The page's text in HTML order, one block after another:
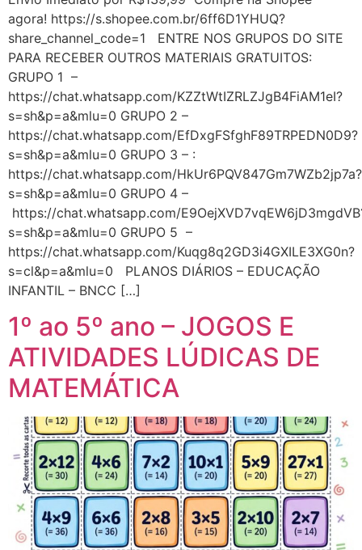
agora! https://s.shopee.com.br/6ff6D1YHUQ?
share_channel_code=1 ENTRE NOS GRUPOS DO SITE
PARA RECEBER OUTROS MATERIAIS GRATUITOS:
GRUPO 1 –
https://chat.whatsapp.com/KZZtWtIZRLZJgB4FiAM1eI?
s=sh&p=a&mlu=0 GRUPO 2 –
https://chat.whatsapp.com/EfDxgFSfghF89TRPEDN0D9?
s=sh&p=a&mlu=0 GRUPO 3 – :
https://chat.whatsapp.com/HkUr6PQV847Gm7WZb2jp7a?
s=sh&p=a&mlu=0 GRUPO 4 –
https://chat.whatsapp.com/
s=sh&p=a&mlu=0 GRUPO 5 –
https://chat.whatsapp.com/Kuqg8q2GD3i4GXILE3XG0n?
s=cl&p=a&mlu=0 PLANOS DIÁRIOS – EDUCAÇÃO
INFANTIL – BNCC […]
1º ao 5º ano – JOGOS E
ATIVIDADES LÚDICAS DE
MATEMÁTICA